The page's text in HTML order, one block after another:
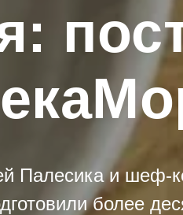
Палесика и шеф-
более